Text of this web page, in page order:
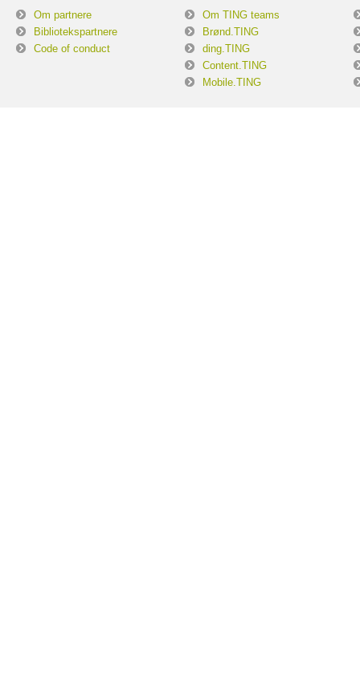
Om partnere
Bibliotekspartnere
Code of conduct
Om TING teams
Brønd.TING
ding.TING
Content.TING
Mobile.TING